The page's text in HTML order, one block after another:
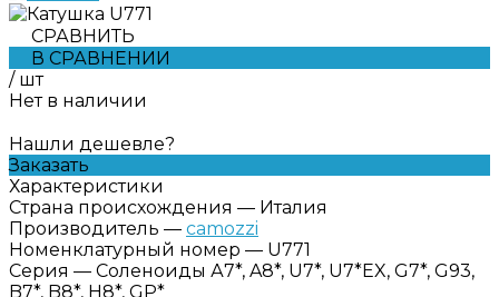
СРАВНИТЬ
В СРАВНЕНИИ
/ шт
Нет в наличии
Нашли дешевле?
Заказать
Характеристики
Страна происхождения — Италия
Производитель — camozzi
Номенклатурный номер — U771
Серия — Соленоиды А7*, A8*, U7*, U7*EX, G7*, G93,
B7*, B8*, H8*, GP*